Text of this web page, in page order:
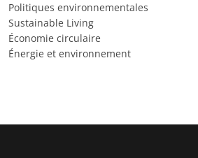
Politiques environnementales
Sustainable Living
Économie circulaire
Énergie et environnement